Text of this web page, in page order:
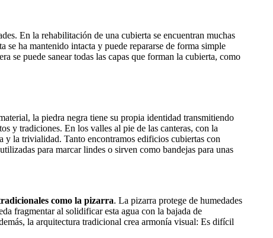
En la rehabilitación de una cubierta se encuentran muchas
se ha mantenido intacta y puede repararse de forma simple
se puede sanear todas las capas que forman la cubierta, como
la piedra negra tiene su propia identidad transmitiendo
y tradiciones. En los valles al pie de las canteras, con la
y la trivialidad. Tanto encontramos edificios cubiertas con
para marcar lindes o sirven como bandejas para unas
como la pizarra. La pizarra protege de humedades
fragmentar al solidificar esta agua con la bajada de
la arquitectura tradicional crea armonía visual: Es difícil